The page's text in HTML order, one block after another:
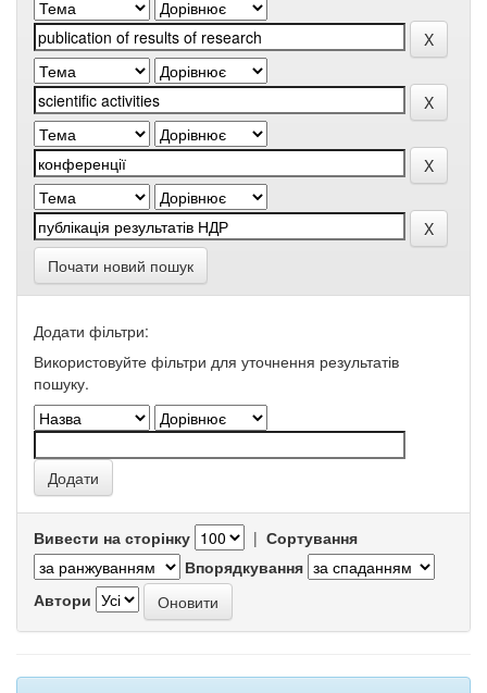
Почати новий пошук
Додати фільтри:
Використовуйте фільтри для уточнення результатів
пошуку.
Вивести на сторінку | Сортування
Впорядкування
Автори